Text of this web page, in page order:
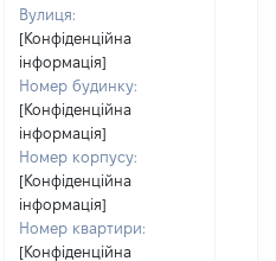
Вулиця:
[Конфіденційна
інформація]
Номер будинку:
[Конфіденційна
інформація]
Номер корпусу:
[Конфіденційна
інформація]
Номер квартири:
[Конфіденційна